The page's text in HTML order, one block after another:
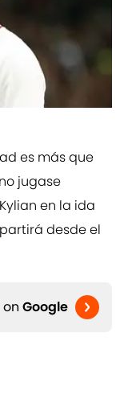
es más que
jugase
en la ida
partirá desde el
Google